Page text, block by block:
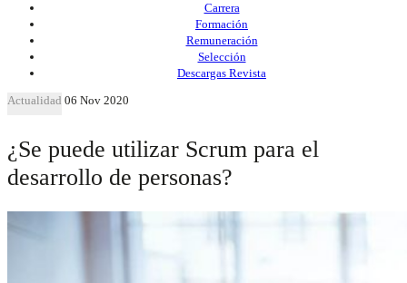
Carrera
Formación
Remuneración
Selección
Descargas Revista
Actualidad 06 Nov 2020
¿Se puede utilizar Scrum para el
desarrollo de personas?